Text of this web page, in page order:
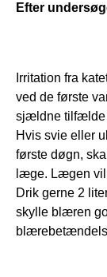
Efter
Irritation fra
ved de første
sjældne tilfælde
Hvis svie eller
første døgn,
læge. Lægen
Drik gerne 2
skylle blæren